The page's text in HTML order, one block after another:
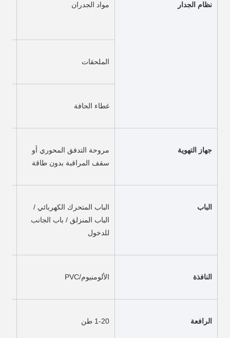
نظام الجدار مواد الجدران
الملحقات
غطاء الحافة
جهاز التهوية
سقف المراقبة بدون طاقة
الباب
للدخول
النافذة الألومنيوم/PVC
الرافعة 1-20 طن